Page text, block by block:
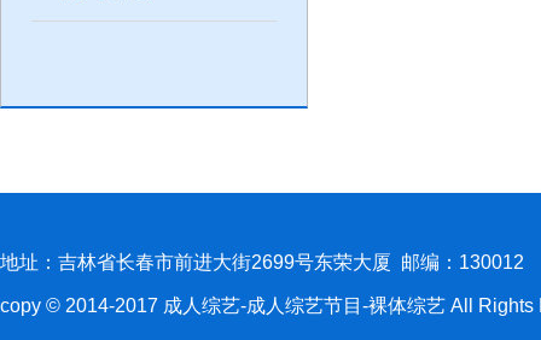
地址：吉林省长春市前进大街2699号东荣大厦 邮编：130012
copy © 2014-2017 成人综艺-成人综艺节目-裸体综艺 All Rights